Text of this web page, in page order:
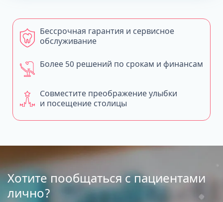
Совместите преображение улыбки
и посещение столицы
Бессрочная гарантия и сервисное
обслуживание
Более 50 решений по срокам и финансам
Хотите пообщаться с пациентами
лично?